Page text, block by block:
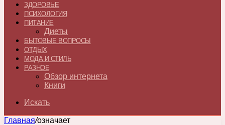
ЗДОРОВЬЕ
ПСИХОЛОГИЯ
ПИТАНИЕ
Диеты
БЫТОВЫЕ ВОПРОСЫ
ОТДЫХ
МОДА И СТИЛЬ
РАЗНОЕ
Обзор интернета
Книги
Искать
Главная/означает